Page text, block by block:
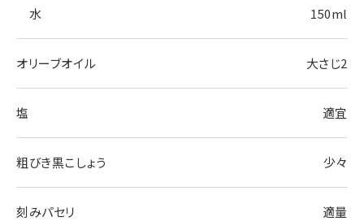
水 150ml
オリーブオイル 大さじ2
塩 適宜
粗びき黒こしょう 少々
刻みパセリ 適量